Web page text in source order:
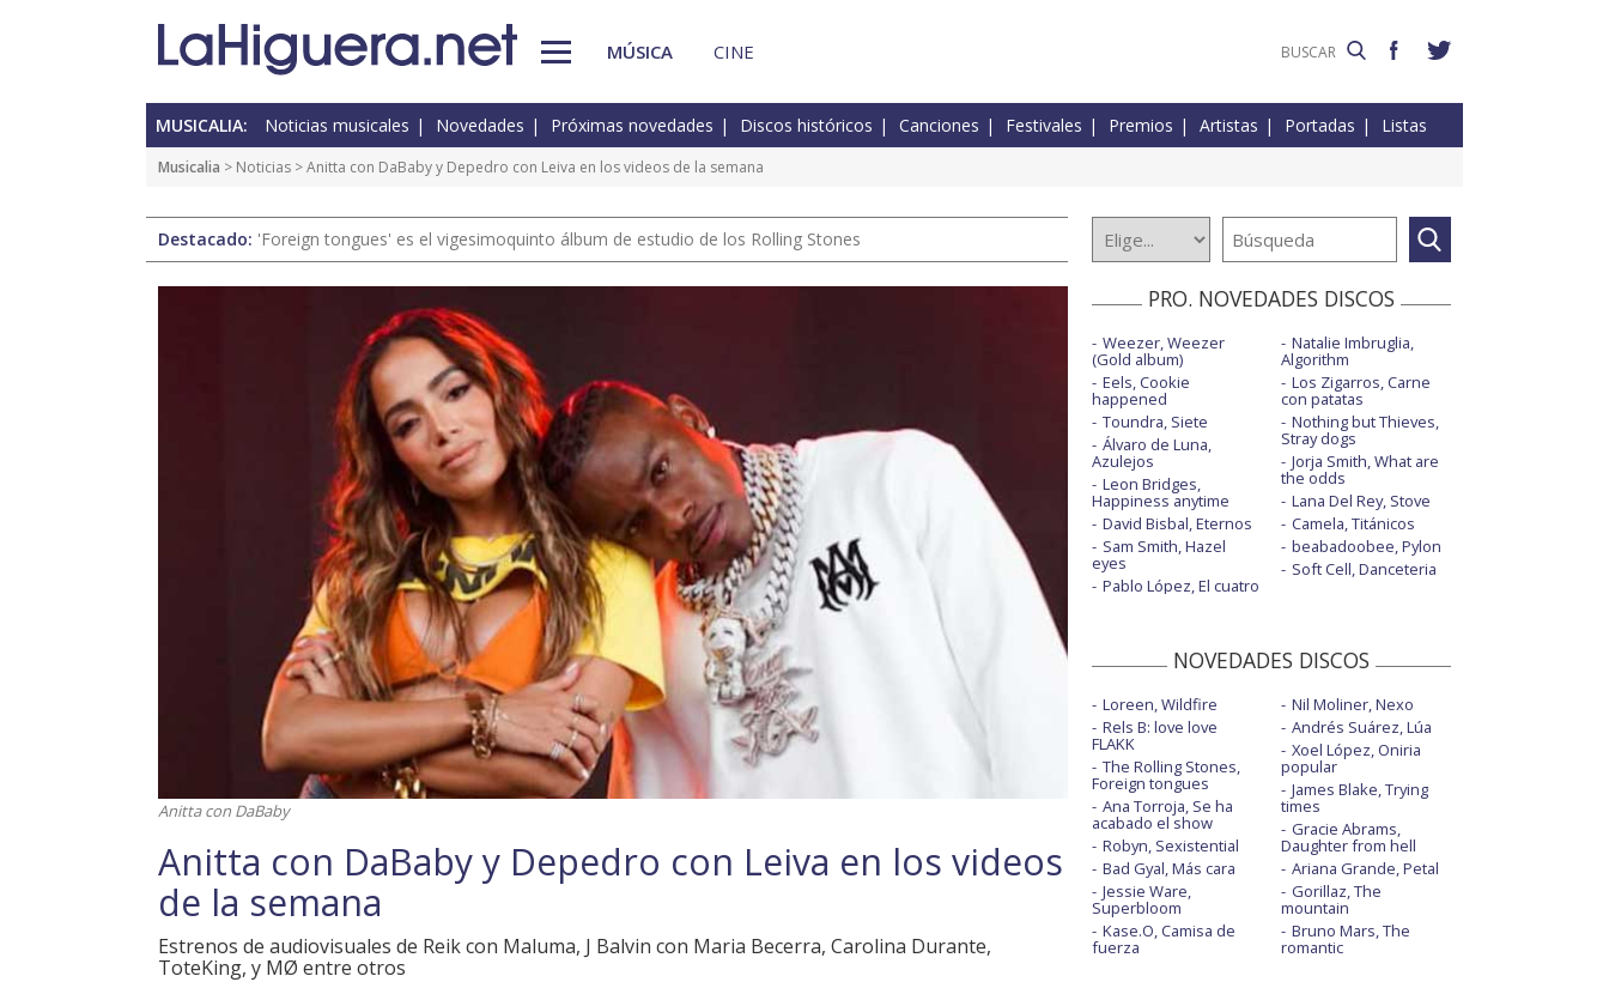
MÚSICA CINE
MUSICALIA: Noticias musicales Novedades Próximas novedades Discos históricos Canciones Festivales Premios Artistas Portadas Listas
Musicalia > Noticias > Anitta con DaBaby y Depedro con Leiva en los videos de la semana
Destacado: 'Foreign tongues' es el vigesimoquinto álbum de estudio de los Rolling Stones
Anitta con DaBaby
Anitta con DaBaby y Depedro con Leiva en los videos
de la semana
Estrenos de audiovisuales de Reik con Maluma, J Balvin con Maria Becerra, Carolina Durante,
ToteKing, y MØ entre otros
PRO. NOVEDADES DISCOS
Weezer, Weezer
(Gold album)
Eels, Cookie
happened
Toundra, Siete
Álvaro de Luna,
Azulejos
Leon Bridges,
Happiness anytime
David Bisbal, Eternos
Sam Smith, Hazel
eyes
Pablo López, El cuatro
Natalie Imbruglia,
Algorithm
Los Zigarros, Carne
con patatas
Nothing but Thieves,
Stray dogs
Jorja Smith, What are
the odds
Lana Del Rey, Stove
Camela, Titánicos
beabadoobee, Pylon
Soft Cell, Danceteria
NOVEDADES DISCOS
Loreen, Wildfire
Rels B: love love
FLAKK
The Rolling Stones,
Foreign tongues
Ana Torroja, Se ha
acabado el show
Robyn, Sexistential
Bad Gyal, Más cara
Jessie Ware,
Superbloom
Kase.O, Camisa de
fuerza
Nil Moliner, Nexo
Andrés Suárez, Lúa
Xoel López, Oniria
popular
James Blake, Trying
times
Gracie Abrams,
Daughter from hell
Ariana Grande, Petal
Gorillaz, The
mountain
Bruno Mars, The
romantic